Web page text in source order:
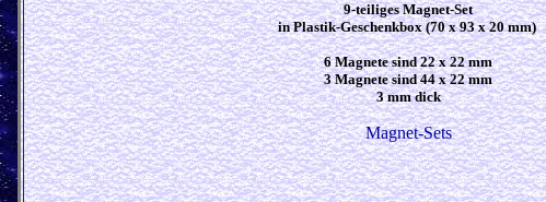
9-teiliges Magnet-Set
in Plastik-Geschenkbox (70 x 93 x 20 mm)
6 Magnete sind 22 x 22 mm
3 Magnete sind 44 x 22 mm
3 mm dick
Magnet-Sets